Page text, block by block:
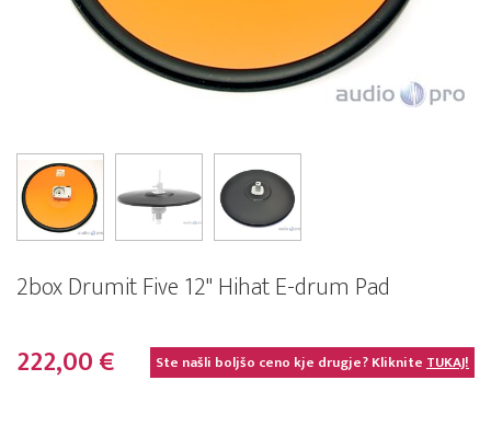
2box Drumit Five 12" Hihat E-drum Pad
222,00 € Ste našli boljšo ceno kje drugje? KlikniteTUKAJ!